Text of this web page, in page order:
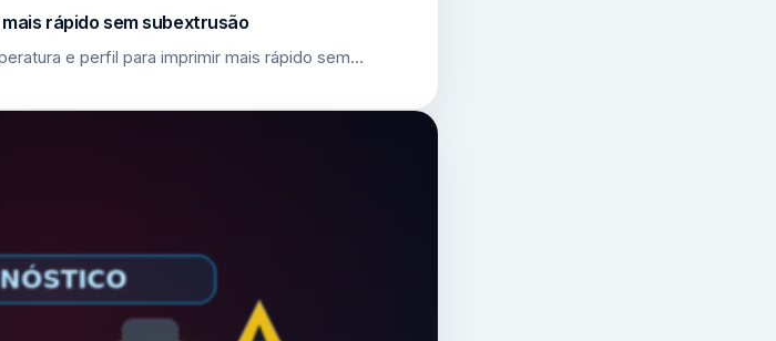
rápido sem subextrusão
e perfil para imprimir mais rápido sem…